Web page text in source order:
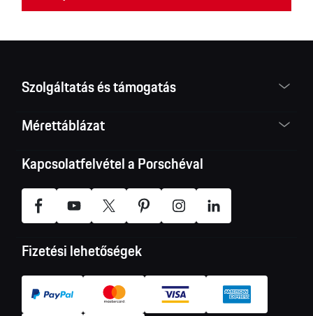
Szolgáltatás és támogatás
Mérettáblázat
Kapcsolatfelvétel a Porschéval
Fizetési lehetőségek